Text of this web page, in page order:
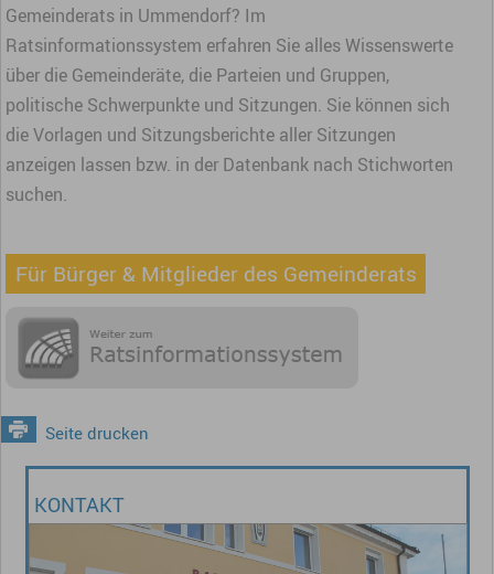
Gemeinderats in Ummendorf? Im
Ratsinformationssystem erfahren Sie alles Wissenswerte
über die Gemeinderäte, die Parteien und Gruppen,
politische Schwerpunkte und Sitzungen. Sie können sich
die Vorlagen und Sitzungsberichte aller Sitzungen
anzeigen lassen bzw. in der Datenbank nach Stichworten
suchen.
Für Bürger & Mitglieder des Gemeinderats
Seite drucken
KONTAKT